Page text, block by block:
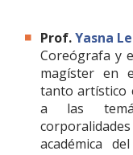
Prof.Yasna
Coreógrafa y
magíster en
tanto artístico
a las
académica